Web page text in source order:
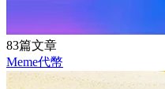
83篇文章
Meme代幣